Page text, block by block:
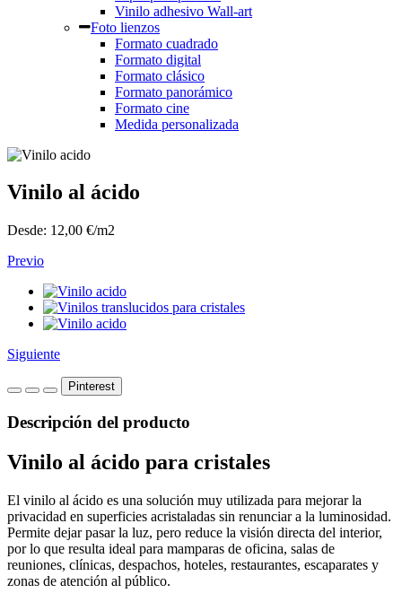
Vinilo adhesivo Wall-art
Foto lienzos
Formato cuadrado
Formato digital
Formato clásico
Formato panorámico
Formato cine
Medida personalizada
Vinilo al ácido
Desde: 12,00 €/m2
Previo
Siguiente
Pinterest
Descripción del producto
Vinilo al ácido para cristales
El vinilo al ácido es una solución muy utilizada para mejorar la
privacidad en superficies acristaladas sin renunciar a la luminosidad.
Permite dejar pasar la luz, pero reduce la visión directa del interior,
por lo que resulta ideal para mamparas de oficina, salas de
reuniones, clínicas, despachos, hoteles, restaurantes, escaparates y
zonas de atención al público.